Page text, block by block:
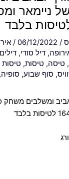
ניימאר
/
06/12/2022
/
, דיל סודי,
, טיסה, טיסות, טיסות
, סוף שבוע, סופיה,
ומשלבים משחק